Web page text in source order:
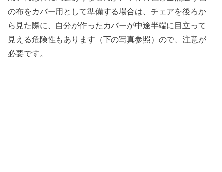
の布をカバー用として準備する場合は、チェアを後ろか
ら見た際に、自分が作ったカバーが中途半端に目立って
見える危険性もあります（下の写真参照）ので、注意が
必要です。